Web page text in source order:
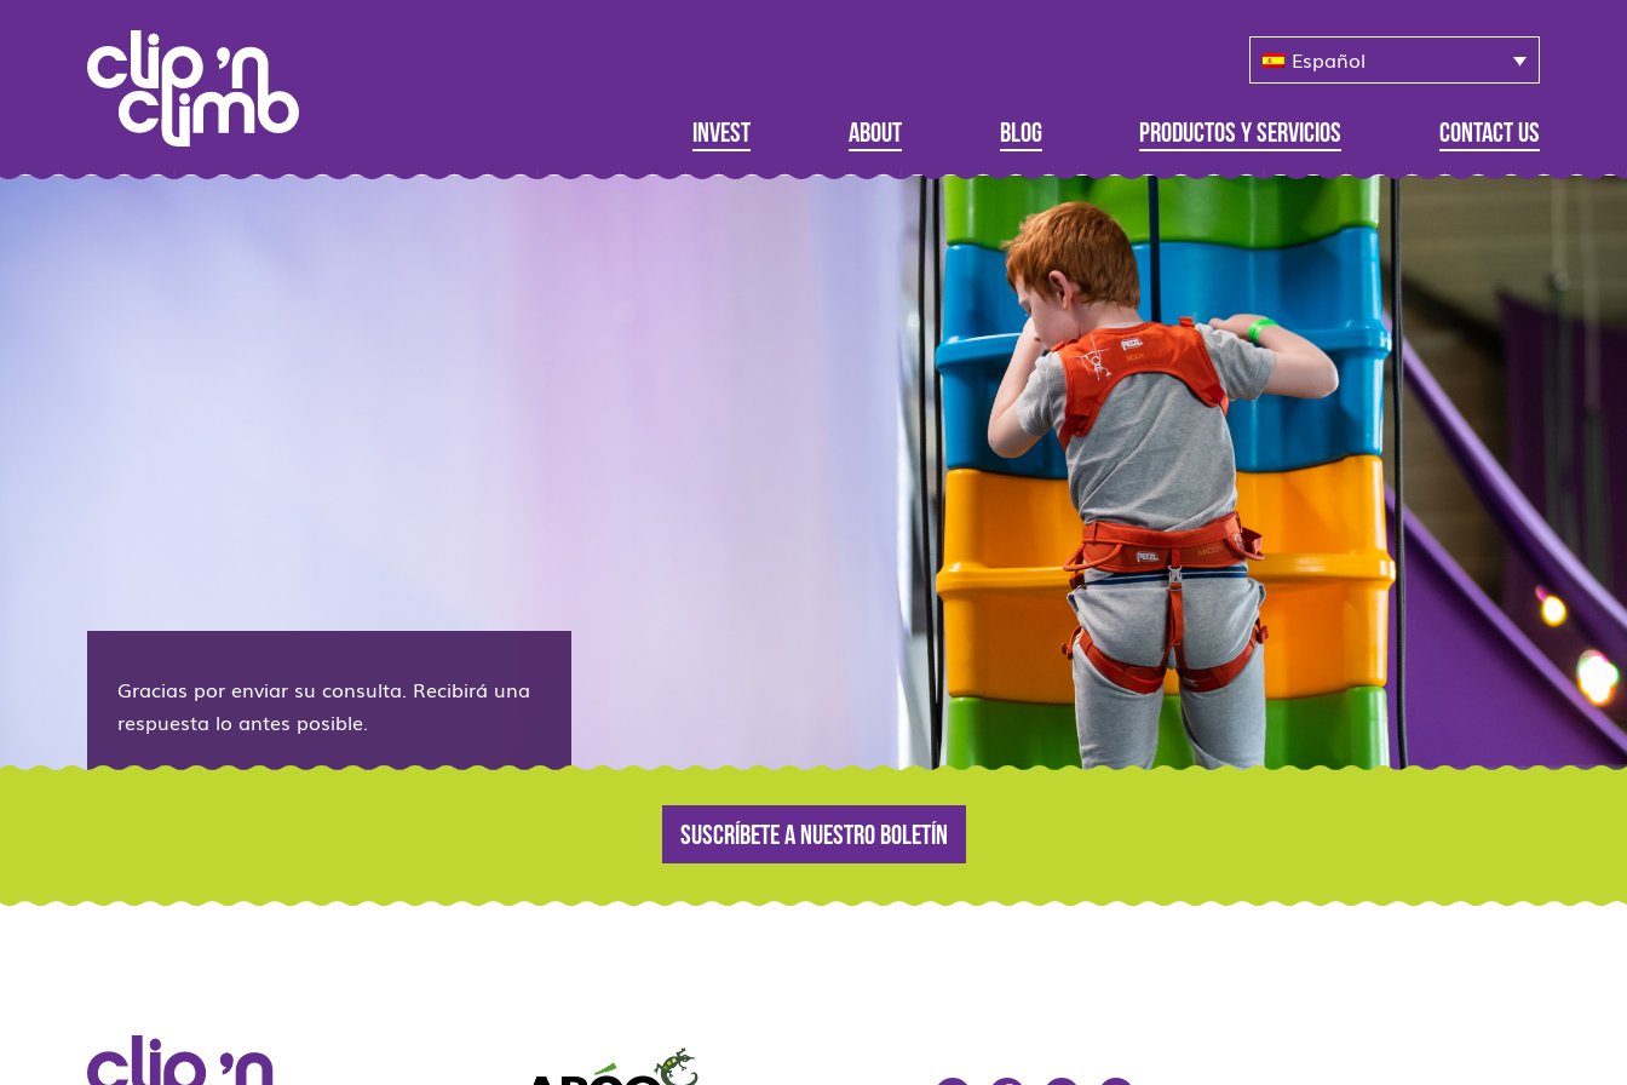
Español
Invest About Blog Productos y servicios Contact Us
Gracias por enviar su consulta. Recibirá una
respuesta lo antes posible.
Suscríbete a nuestro boletín